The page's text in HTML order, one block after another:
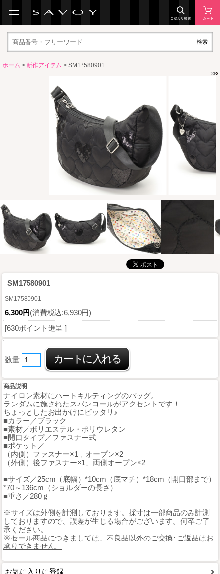
検索
ホーム > 新作アイテム > SM17580901
SM17580901
SM17580901
6,300円(消費税込:6,930円)
[630ポイント進呈 ]
数量
商品説明
ナイロン素材にハートキルティングのバッグ。
ランダムに施されたスパンコールがアクセントです！
ちょっとしたお出かけにピッタリ♪
■カラー／ブラック
■素材／ポリエステル・ポリウレタン
■開口タイプ／ファスナー式
■ポケット／
（内側）ファスナー×1，オープン×2
（外側）後ファスナー×1、両側オープン×2
■サイズ／25cm（底幅）*10cm（底マチ）*18cm（開口部まで）
*70～136cm（ショルダーの長さ）
■重さ／280ｇ
※サイズは外側を計測しております。採寸は一部商品のみ計測
しておりますので、誤差が生じる場合がございます。何卒ご了
承ください。
※セール商品につきましては、不良品以外のご交換･ご返品はお
承りできません。
お気に入りに登録